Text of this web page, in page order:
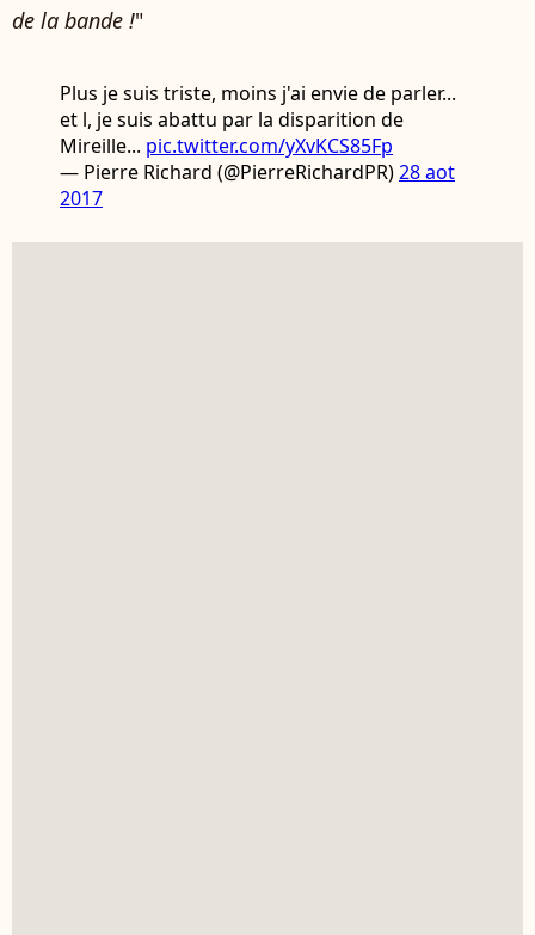
de la bande !"
Plus je suis triste, moins j'ai envie de parler...
et l, je suis abattu par la disparition de
Mireille... pic.twitter.com/yXvKCS85Fp
— Pierre Richard (@PierreRichardPR)28 aot
2017